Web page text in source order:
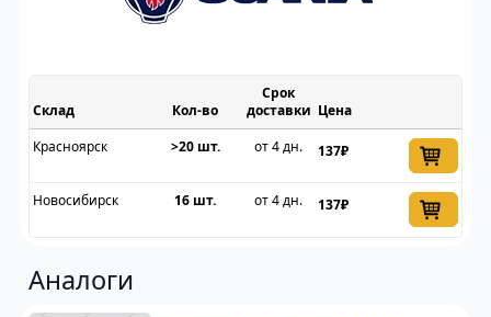
Склад
Срок
доставки Цена
Красноярск
>20 шт. от 4 дн. 137₽
Новосибирск 16 шт. от 4 дн. 137₽
Аналоги